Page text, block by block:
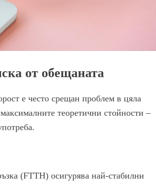
от обещаната
е често срещан проблем в цяла
теоретични стойности –
(FTTH) осигурява най-стабилни